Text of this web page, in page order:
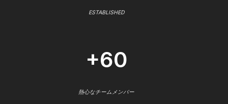
ESTABLISHED
+60
熱心なチームメンバー